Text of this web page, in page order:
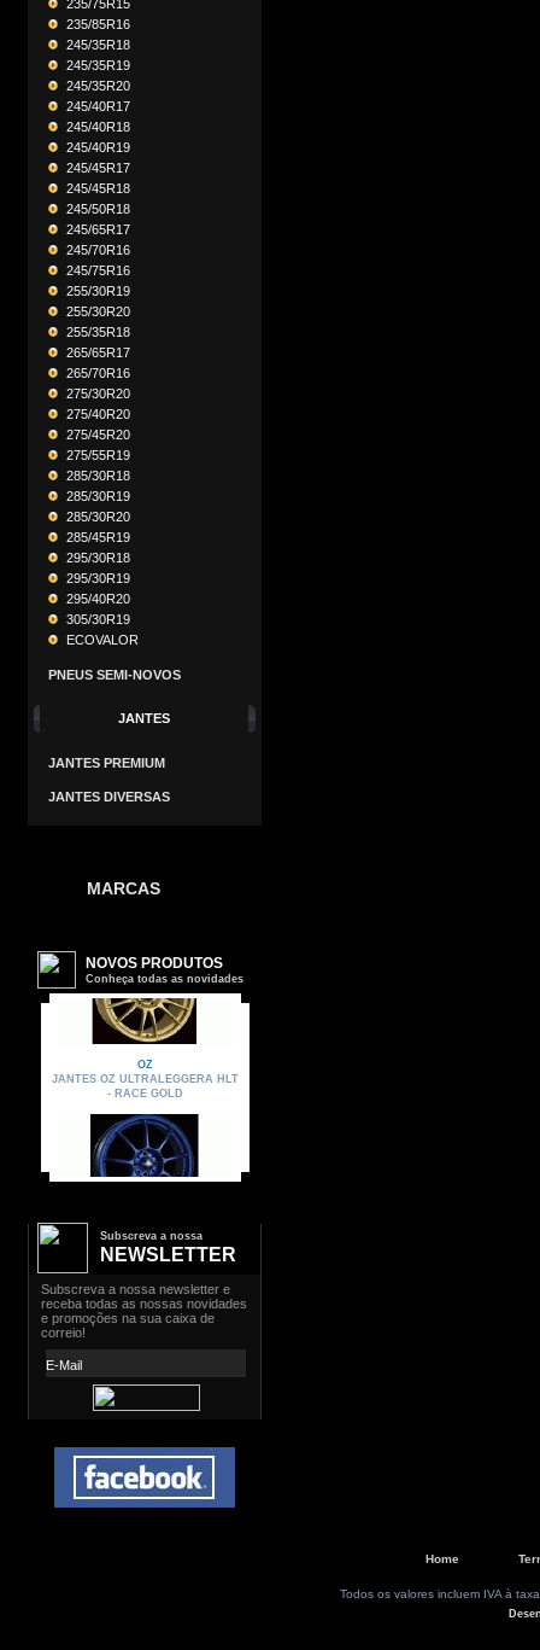
235/75R15
235/85R16
245/35R18
245/35R19
245/35R20
245/40R17
245/40R18
245/40R19
245/45R17
245/45R18
245/50R18
245/65R17
245/70R16
245/75R16
255/30R19
255/30R20
255/35R18
265/65R17
265/70R16
275/30R20
275/40R20
275/45R20
275/55R19
285/30R18
285/30R19
285/30R20
285/45R19
295/30R18
295/30R19
295/40R20
305/30R19
ECOVALOR
PNEUS SEMI-NOVOS
JANTES
JANTES PREMIUM
JANTES DIVERSAS
MARCAS
Subscreva a nossa
NEWSLETTER
Home
Todos os valores incluem IVA à